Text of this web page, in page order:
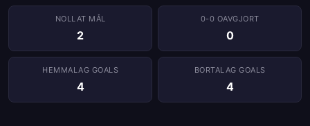
NOLLAT ​​MÅL
2
0-0 OAVGJORT
0
HEMMALAG GOALS
4
BORTALAG GOALS
4